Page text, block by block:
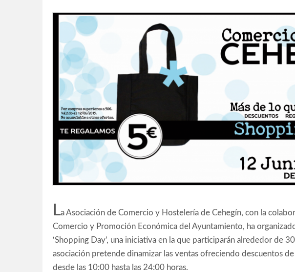
La Asociación de Comercio y Hostelería de Cehegín, con la
Comercio y Promoción Económica del Ayuntamiento, ha
‘Shopping Day’, una iniciativa en la que participarán alrededor de
asociación pretende dinamizar las ventas ofreciendo descuentos
desde las 10:00 hasta las 24:00 horas.